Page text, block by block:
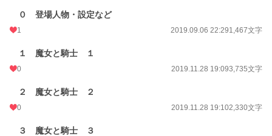
24h.ポイント 0 pt
初回完結日時
週間ポイント 0 pt (228,971 位)
０ 登場人物・設定など
1 2019.09.06 22:291,467文字
１ 魔女と騎士 １
0 2019.11.28 19:093,735文字
２ 魔女と騎士 ２
0 2019.11.28 19:102,330文字
３ 魔女と騎士 ３